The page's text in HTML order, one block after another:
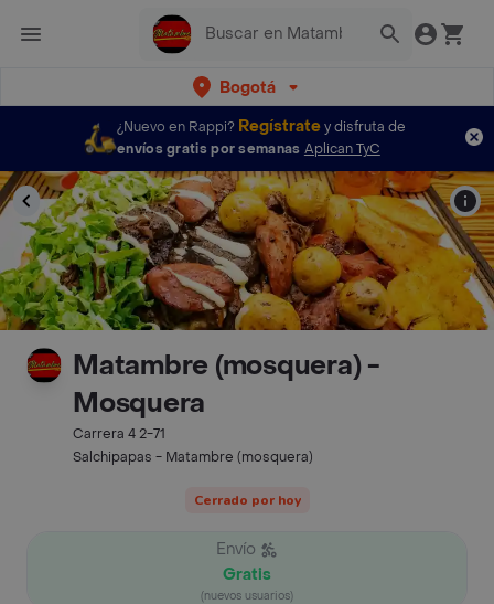
Bogotá
¿Nuevo en Rappi? Regístratey disfruta de
envíos gratis por semanas Aplican TyC
Matambre (mosquera) -
Mosquera
Carrera 4 2-71
Salchipapas - Matambre (mosquera)
Cerrado por hoy
Envío
Gratis
(nuevos usuarios)